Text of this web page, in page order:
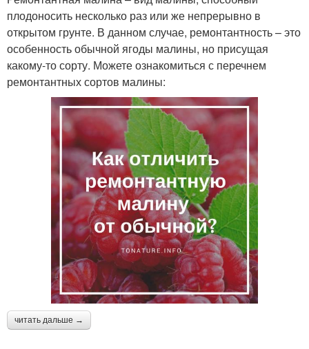
плодоносить несколько раз или же непрерывно в
открытом грунте. В данном случае, ремонтантность – это
особенность обычной ягоды малины, но присущая
какому-то сорту. Можете ознакомиться с перечнем
ремонтантных сортов малины:
читать дальше →